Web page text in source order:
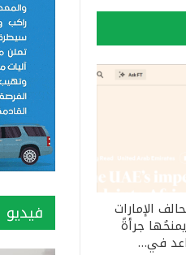
الإمارات
جرأةً
في…
فيديو